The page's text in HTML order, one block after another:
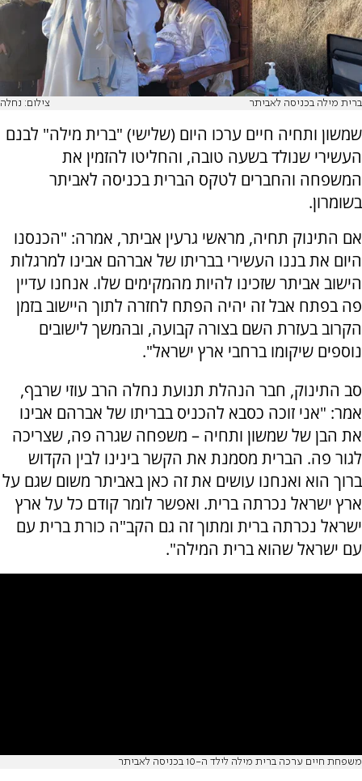
ברית מילה בכניסה לאביתר צילום: נחלה
שמשון ותחיה חיים ערכו היום (שלישי) "ברית מילה" לבנם
העשירי שנולד בשעה טובה, והחליטו להזמין את
המשפחה והחברים לטקס הברית בכניסה לאביתר
בשומרון.
אם התינוק תחיה, מראשי גרעין אביתר, אמרה: "הכנסנו
היום את בננו העשירי בבריתו של אברהם אבינו למרגלות
הישוב אביתר שזכינו להיות מהמקימים שלו. אנחנו עדיין
פה בפתח אבל זה יהיה הפתח לחזרה לתוך היישוב בזמן
הקרוב בעזרת השם בצורה קבועה, ובהמשך לישובים
נוספים שיקומו ברחבי ארץ ישראל".
סב התינוק, חבר הנהלת תנועת נחלה הרב עוזי שרבף,
אמר: "אני זוכה כסבא להכניס בבריתו של אברהם אבינו
את הבן של שמשון ותחיה – משפחה שגרה פה, שצריכה
לגור פה. הברית מסמנת את הקשר בינינו לבין הקדוש
ברוך הוא ואנחנו עושים את זה כאן באביתר משום שגם על
ארץ ישראל נכרתה ברית. ואפשר לומר קודם כל על ארץ
ישראל נכרתה ברית ומתוך זה גם הקב"ה כורת ברית עם
עם ישראל שהוא ברית המילה".
משפחת חיים ערכה ברית מילה לילד ה-10 בכניסה לאביתר